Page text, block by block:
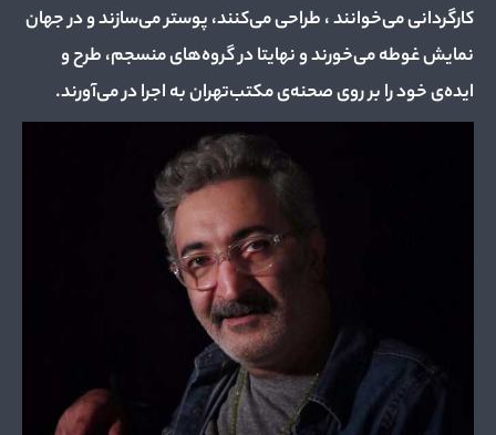
کارگردانی می‌خوانند ، طراحی می‌کنند، پوستر می‌سازند و در جهان
نمایش غوطه می‌خورند و نهایتا در گروه‌های منسجم، طرح و
ایده‌ی خود را بر روی صحنه‌ی مکتب‌تهران به اجرا در می‌آورند.